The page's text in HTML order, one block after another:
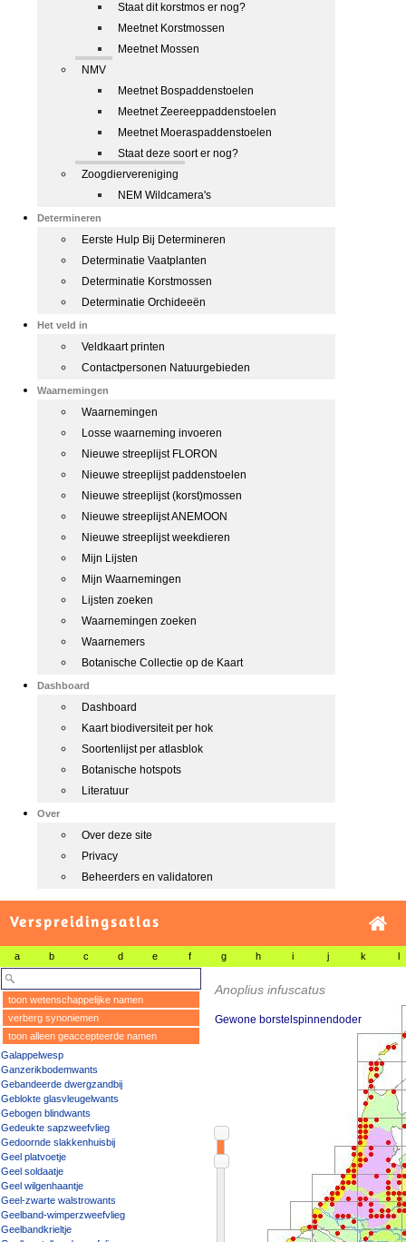
Staat dit korstmos er nog?
Meetnet Korstmossen
Meetnet Mossen
NMV
Meetnet Bospaddenstoelen
Meetnet Zeereeppaddenstoelen
Meetnet Moeraspaddenstoelen
Staat deze soort er nog?
Zoogdiervereniging
NEM Wildcamera's
Determineren
Eerste Hulp Bij Determineren
Determinatie Vaatplanten
Determinatie Korstmossen
Determinatie Orchideeën
Het veld in
Veldkaart printen
Contactpersonen Natuurgebieden
Waarnemingen
Waarnemingen
Losse waarneming invoeren
Nieuwe streeplijst FLORON
Nieuwe streeplijst paddenstoelen
Nieuwe streeplijst (korst)mossen
Nieuwe streeplijst ANEMOON
Nieuwe streeplijst weekdieren
Mijn Lijsten
Mijn Waarnemingen
Lijsten zoeken
Waarnemingen zoeken
Waarnemers
Botanische Collectie op de Kaart
Dashboard
Dashboard
Kaart biodiversiteit per hok
Soortenlijst per atlasblok
Botanische hotspots
Literatuur
Over
Over deze site
Privacy
Beheerders en validatoren
Verspreidingsatlas
a b c d e f g h i j k l
toon wetenschappelijke namen
verberg synoniemen
toon alleen geaccepteerde namen
Galappelwesp
Ganzerikbodemwants
Gebandeerde dwergzandbij
Geblokte glasvleugelwants
Gebogen blindwants
Gedeukte sapzweefvlieg
Gedoornde slakkenhuisbij
Geel platvoetje
Geel soldaatje
Geel wilgenhaantje
Geel-zwarte walstrowants
Geelband-wimperzweefvlieg
Geelbandkrieltje
Anoplius infuscatus
Gewone borstelspinnendoder